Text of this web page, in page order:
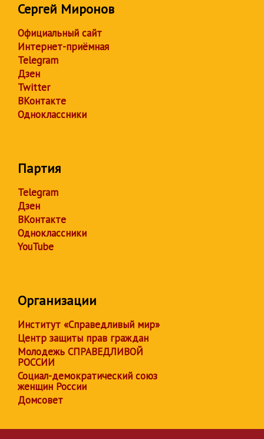
Сергей Миронов
Официальный сайт
Интернет-приёмная
Telegram
Дзен
Twitter
ВКонтакте
Одноклассники
Партия
Telegram
Дзен
ВКонтакте
Одноклассники
YouTube
Организации
Институт «Справедливый мир»
Центр защиты прав граждан
Молодежь СПРАВЕДЛИВОЙ
РОССИИ
Социал-демократический союз
женщин России
Домсовет